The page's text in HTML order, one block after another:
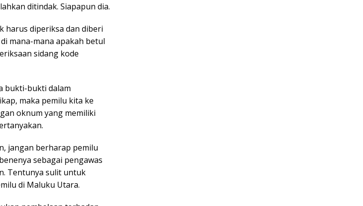
ditindak. Siapapun dia.
harus diperiksa dan diberi
mana-mana apakah betul
sidang kode
bukti-bukti dalam
maka pemilu kita ke
oknum yang memiliki
jangan berharap pemilu
sebagai pengawas
Tentunya sulit untuk
di Maluku Utara.